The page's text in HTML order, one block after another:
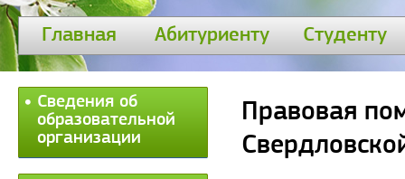
Главная Абитуриенту Студенту
Сведения об
образовательной
организации
Правовая